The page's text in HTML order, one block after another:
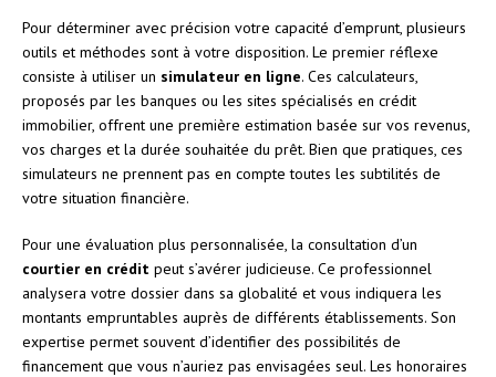
Pour déterminer avec précision votre capacité d’emprunt, plusieurs
outils et méthodes sont à votre disposition. Le premier réflexe
consiste à utiliser un simulateur en ligne. Ces calculateurs,
proposés par les banques ou les sites spécialisés en crédit
immobilier, offrent une première estimation basée sur vos revenus,
vos charges et la durée souhaitée du prêt. Bien que pratiques, ces
simulateurs ne prennent pas en compte toutes les subtilités de
votre situation financière.
Pour une évaluation plus personnalisée, la consultation d’un
courtier en crédit peut s’avérer judicieuse. Ce professionnel
analysera votre dossier dans sa globalité et vous indiquera les
montants empruntables auprès de différents établissements. Son
expertise permet souvent d’identifier des possibilités de
financement que vous n’auriez pas envisagées seul. Les honoraires